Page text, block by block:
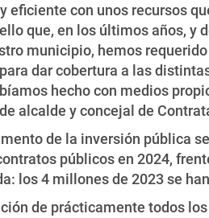
eficiente con unos recursos
que, en los últimos años, y
municipio, hemos
dar cobertura a las
hecho con medios
alcalde y concejal de
de la inversión pública
públicos en 2024,
los 4 millones de 2023 se
de prácticamente todos